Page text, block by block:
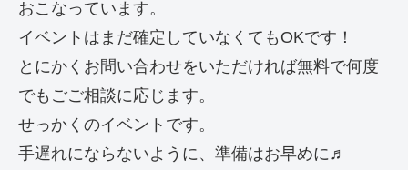
おこなっています。
イベントはまだ確定していなくてもOKです！
とにかくお問い合わせをいただければ無料で何度
でもごご相談に応じます。
せっかくのイベントです。
手遅れにならないように、準備はお早めに♬